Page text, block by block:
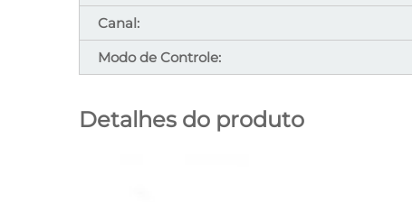
Canal:
Modo de Controle:
Detalhes do produto